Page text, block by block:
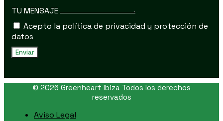
TU MENSAJE
Acepto la política de privacidad y protección de
datos
Enviar
© 2026 Greenheart Ibiza Todos los derechos
reservados
Aviso Legal